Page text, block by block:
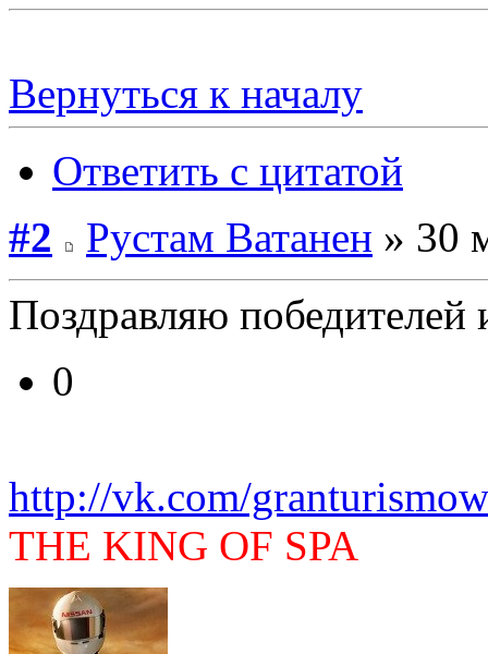
Вернуться к началу
Ответить с цитатой
#2
Рустам Ватанен » 30
Поздравляю
0
http://vk.com/
THE KING OF SPA